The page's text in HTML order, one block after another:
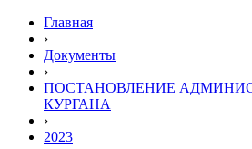
Главная
›
Документы
›
ПОСТАНОВЛЕНИЕ
КУРГАНА
›
2023